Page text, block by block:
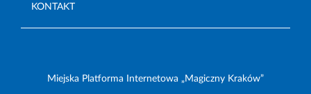
KONTAKT
Miejska Platforma Internetowa „Magiczny Kraków”